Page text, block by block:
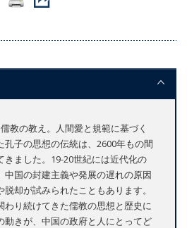
教の教え。人間愛と規範に基づく
孔子の思想の伝統は、2600年もの間
きました。19-20世紀には近代化の
中国の封建主義や発展の遅れの原因
却が試みられたこともあります。
わり続けてきた儒教の思想と歴史に
動きが、中国の政府と人にとってど